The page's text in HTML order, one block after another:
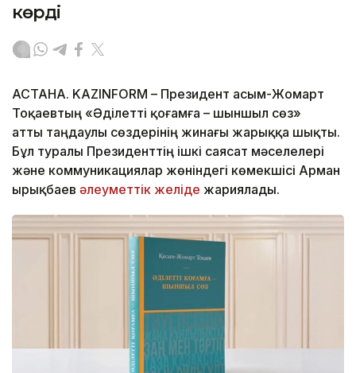
көрді
АСТАНА. KAZINFORM – Президент Қасым-Жомарт
Тоқаевтың «Әділетті қоғамға – шыншыл сөз»
атты таңдаулы сөздерінің жинағы жарыққа шықты.
Бұл туралы Президенттің ішкі саясат мәселелері
және коммуникациялар жөніндегі көмекшісі Арман
Қырықбаев әлеуметтік желіде жариялады.